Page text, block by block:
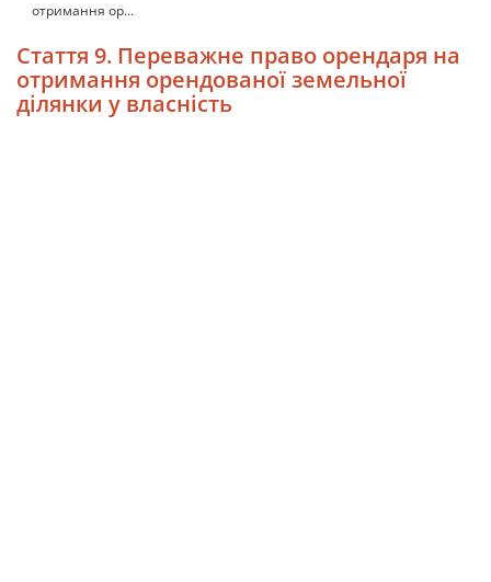
отримання ор...
Стаття 9. Переважне право орендаря на
отримання орендованої земельної
ділянки у власність